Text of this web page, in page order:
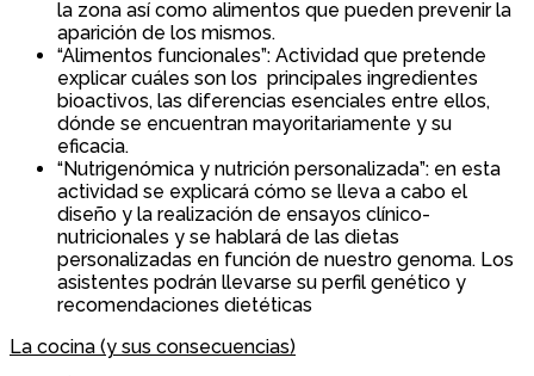
la zona así como alimentos que pueden prevenir la
aparición de los mismos.
“Alimentos funcionales”: Actividad que pretende
explicar cuáles son los principales ingredientes
bioactivos, las diferencias esenciales entre ellos,
dónde se encuentran mayoritariamente y su
eficacia.
“Nutrigenómica y nutrición personalizada”: en esta
actividad se explicará cómo se lleva a cabo el
diseño y la realización de ensayos clínico-
nutricionales y se hablará de las dietas
personalizadas en función de nuestro genoma. Los
asistentes podrán llevarse su perfil genético y
recomendaciones dietéticas
La cocina (y sus consecuencias)